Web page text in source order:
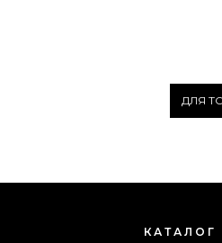
ДЛЯ
КАТАЛОГ